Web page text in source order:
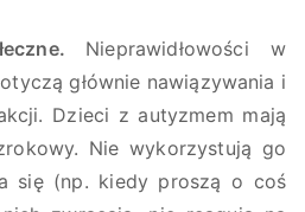
Nieprawidłowości w
głównie nawiązywania i
Dzieci z autyzmem mają
Nie wykorzystują go
się (np. kiedy proszą o coś